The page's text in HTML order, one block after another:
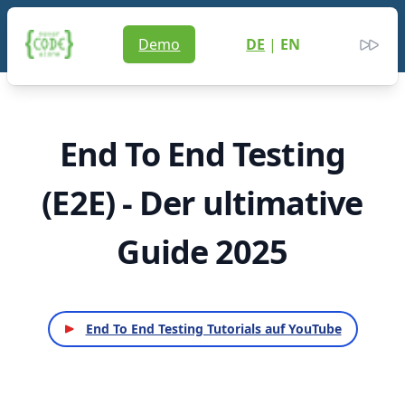
Never Code AloneDemo DE | EN
End To End Testing
(E2E) - Der ultimative
Guide 2025
End To End Testing Tutorials auf YouTube